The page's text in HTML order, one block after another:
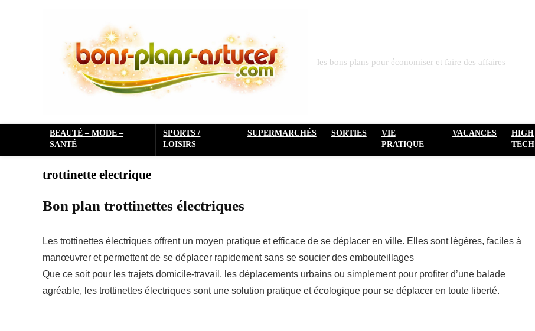
les bons plans pour économiser et faire des affaires
BEAUTÉ – MODE –
SANTÉ
SPORTS /
LOISIRS
SUPERMARCHÉS SORTIES
VIE
PRATIQUE
VACANCES
HIGH
TECH
trottinette electrique
Bon plan trottinettes électriques
Les trottinettes électriques offrent un moyen pratique et efficace de se déplacer en ville. Elles sont légères, faciles à
manœuvrer et permettent de se déplacer rapidement sans se soucier des embouteillages
Que ce soit pour les trajets domicile-travail, les déplacements urbains ou simplement pour profiter d’une balade
agréable, les trottinettes électriques sont une solution pratique et écologique pour se déplacer en toute liberté.